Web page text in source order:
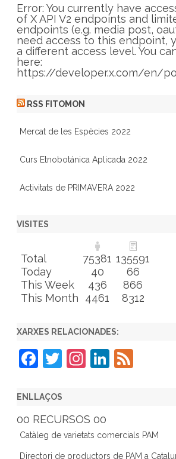
r
i
e
s
Error: You currently have
of X API V2 endpoints and
endpoints (e.g. media post,
need access to this endpoint,
a different access level. You
here:
https://developer.x.com/en/
RSS FITOMON
Mercat de les Espècies 2022
Curs Etnobotánica Aplicada 2022
Activitats de PRIMAVERA 2022
VISITES
Total 75381 135591
Today
40
66
This Week
436
866
This Month
4461 8312
XARXES RELACIONADES:
F
c
e
b
o
T
er
In
gr
a
m
Li
dI
n
ENLLAÇOS
00 RECURSOS 00
Catàleg de varietats comercials PAM
Directori de productors de PAM a